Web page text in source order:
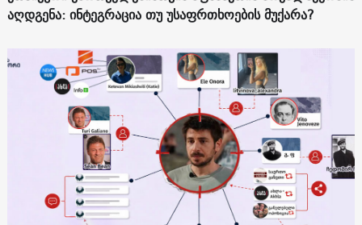
აღდგენა: ინტეგრაცია თუ უსაფრთხოების მუქარა?